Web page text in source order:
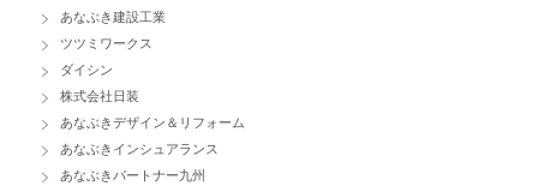
あなぶき建設工業
ツツミワークス
ダイシン
株式会社日装
あなぶきデザイン＆リフォーム
あなぶきインシュアランス
あなぶきパートナー九州